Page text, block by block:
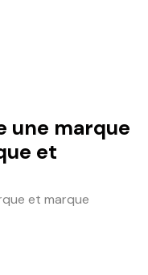
une marque
et
et marque